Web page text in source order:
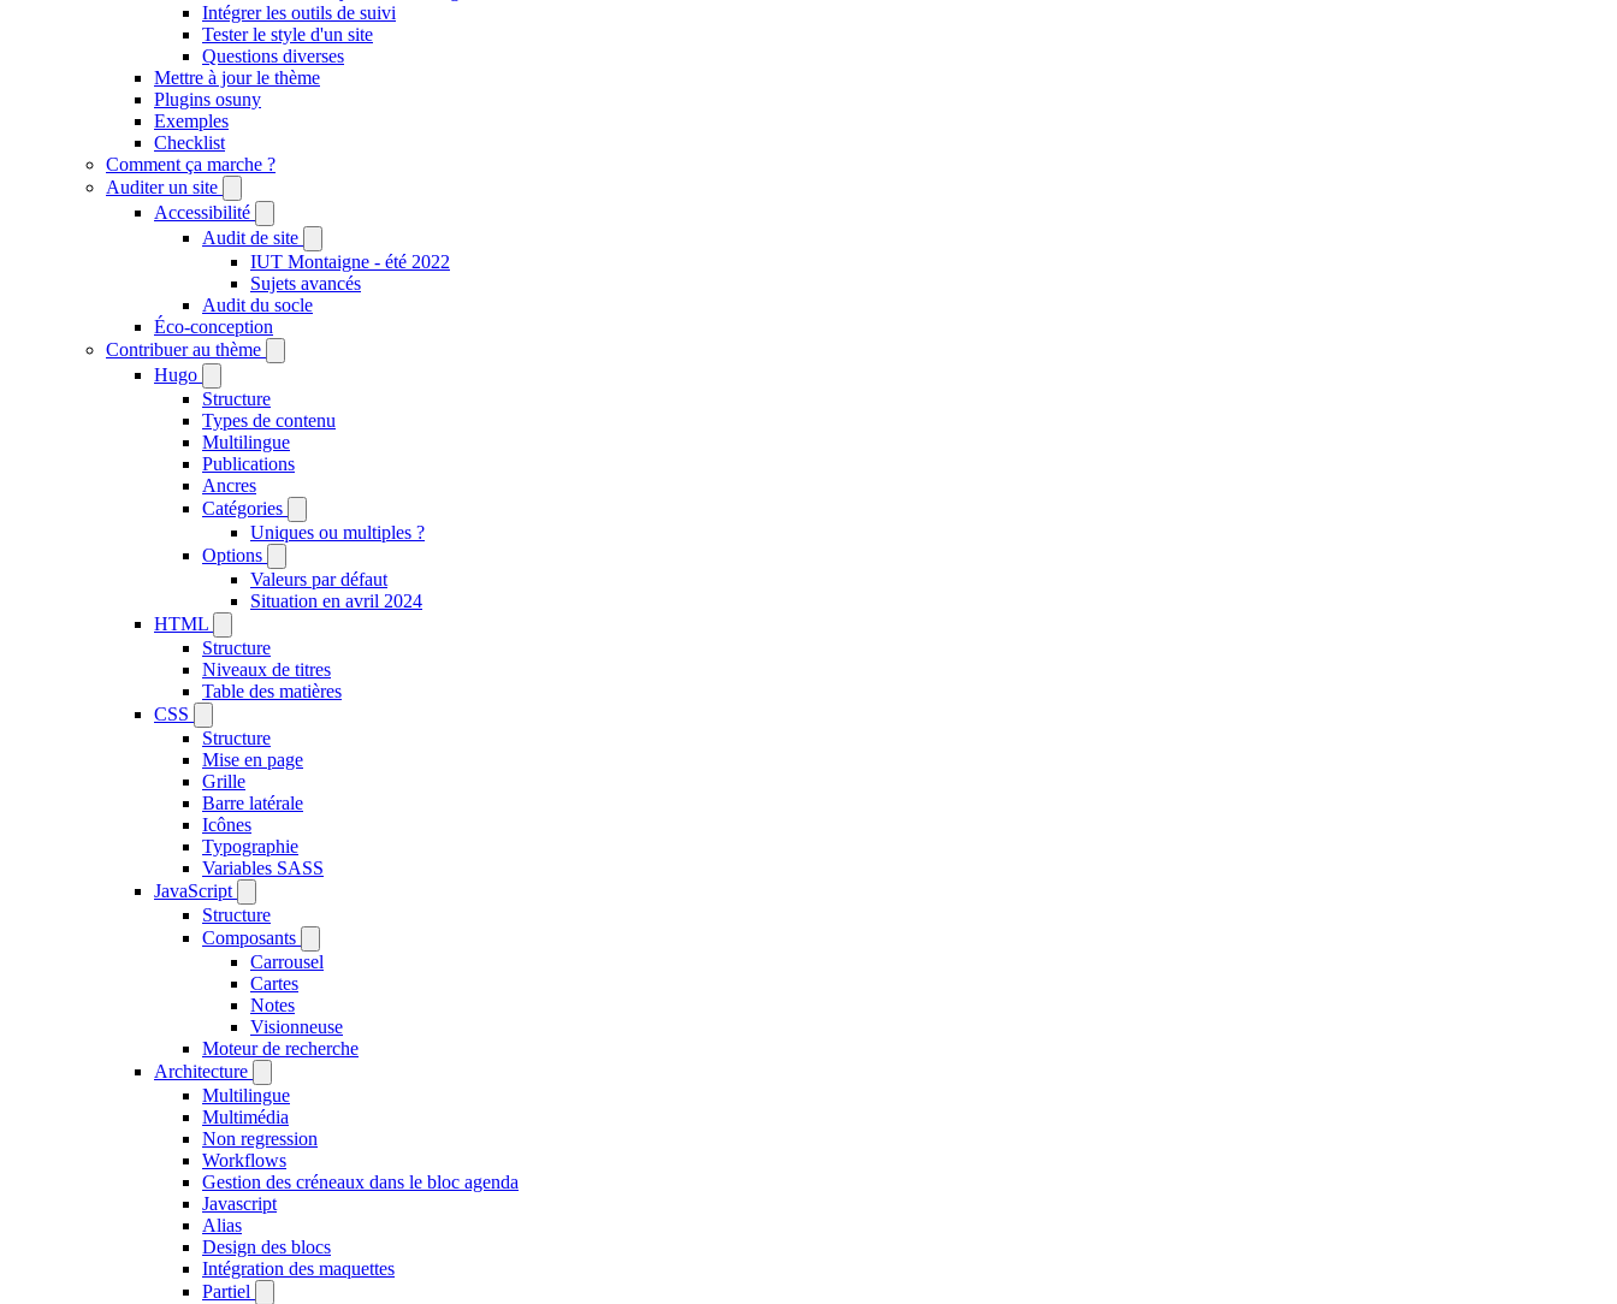
Intégrer les outils de suivi
Tester le style d'un site
Questions diverses
Mettre à jour le thème
Plugins osuny
Exemples
Checklist
Comment ça marche ?
Auditer un site
Accessibilité
Audit de site
IUT Montaigne - été 2022
Sujets avancés
Audit du socle
Éco-conception
Contribuer au thème
Hugo
Structure
Types de contenu
Multilingue
Publications
Ancres
Catégories
Uniques ou multiples ?
Options
Valeurs par défaut
Situation en avril 2024
HTML
Structure
Niveaux de titres
Table des matières
CSS
Structure
Mise en page
Grille
Barre latérale
Icônes
Typographie
Variables SASS
JavaScript
Structure
Composants
Carrousel
Cartes
Notes
Visionneuse
Moteur de recherche
Architecture
Multilingue
Multimédia
Non regression
Workflows
Gestion des créneaux dans le bloc agenda
Javascript
Alias
Design des blocs
Intégration des maquettes
Partiel